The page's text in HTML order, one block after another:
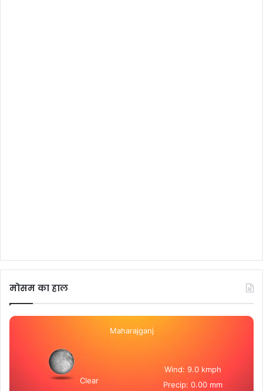
मोसम का हाल
Maharajganj
Clear
Wind: 9.0 kmph
Precip: 0.00 mm